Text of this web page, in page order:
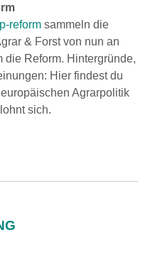
reform sammeln die
& Forst von nun an
die Reform. Hintergründe,
Hier findest du
Agrarpolitik
sich.